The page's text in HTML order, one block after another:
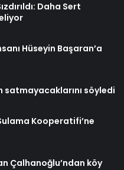
Daha Sert
Hüseyin Başaran’a
satmayacaklarını söyledi
Kooperatifi’ne
Çalhanoğlu’ndan köy